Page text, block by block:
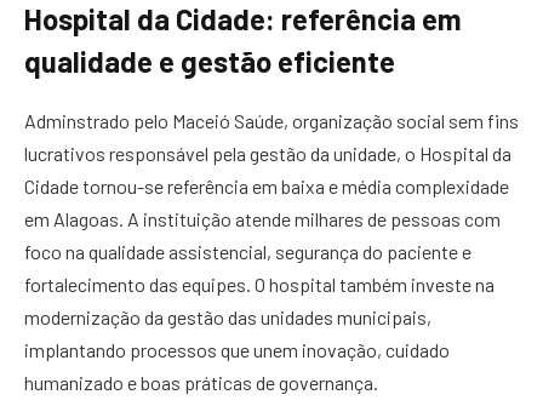
Hospital da Cidade: referência em
qualidade e gestão eficiente
Adminstrado pelo Maceió Saúde, organização social sem fins
lucrativos responsável pela gestão da unidade, o Hospital da
Cidade tornou-se referência em baixa e média complexidade
em Alagoas. A instituição atende milhares de pessoas com
foco na qualidade assistencial, segurança do paciente e
fortalecimento das equipes. O hospital também investe na
modernização da gestão das unidades municipais,
implantando processos que unem inovação, cuidado
humanizado e boas práticas de governança.